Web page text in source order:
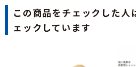
この商品をチェックした人
ェックしています